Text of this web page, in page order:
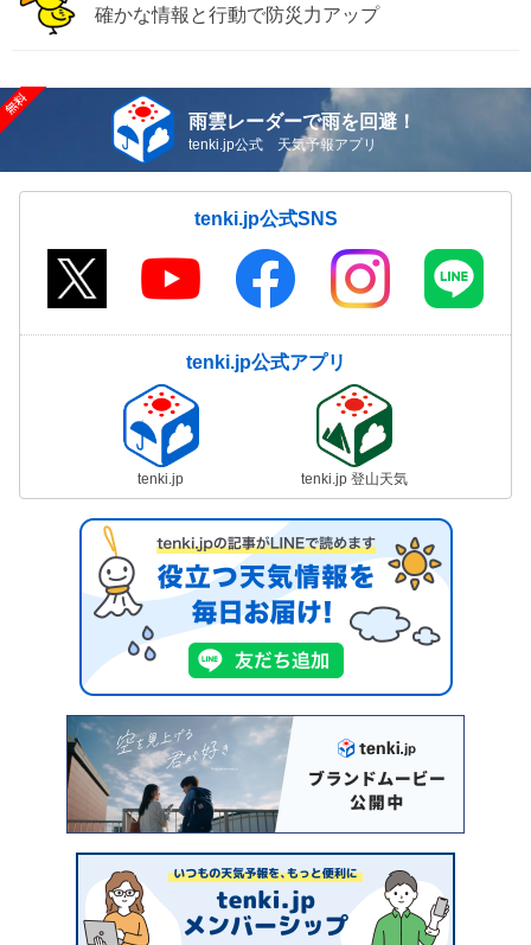
確かな情報と行動で防災力アップ
雨雲レーダーで雨を回避！
tenki.jp公式 天気予報アプリ
tenki.jp公式SNS
tenki.jp公式アプリ
tenki.jp tenki.jp 登山天気